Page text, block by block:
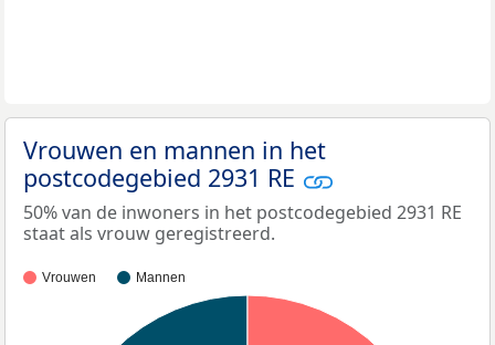
Vrouwen en mannen in het
postcodegebied 2931 RE
50% van de inwoners in het postcodegebied 2931 RE
staat als vrouw geregistreerd.
Vrouwen Mannen